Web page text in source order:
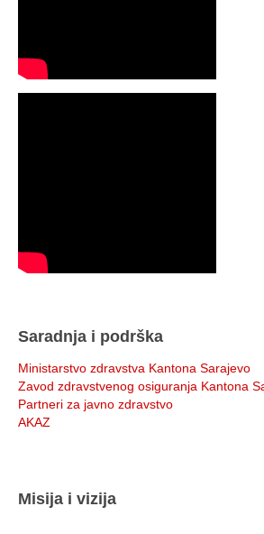
Saradnja i podrška
Ministarstvo zdravstva Kantona Sarajevo
Zavod zdravstvenog osiguranja Kantona
Partneri za javno zdravstvo
AKAZ
Misija i vizija